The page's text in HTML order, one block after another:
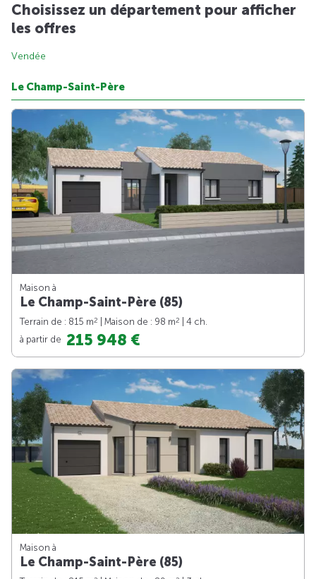
Choisissez un département pour afficher
les offres
Vendée
Le Champ-Saint-Père
Maison à
Le Champ-Saint-Père (85)
Terrain de : 815 m2 | Maison de : 98 m2
| 4 ch.
à partir de 215 948 €
Maison à
Le Champ-Saint-Père (85)